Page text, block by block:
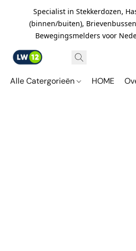
Specialist in Stekkerdozen,
(binnen/buiten),
Bewegingsmelders voor
Alle Catergorieën HOME